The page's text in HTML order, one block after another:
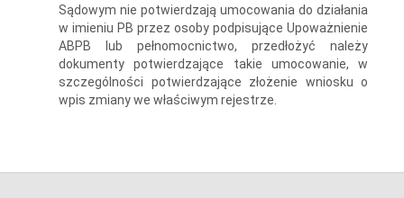
Sądowym nie potwierdzają umocowania do działania
w imieniu PB przez osoby podpisujące Upoważnienie
ABPB lub pełnomocnictwo, przedłożyć należy
dokumenty potwierdzające takie umocowanie, w
szczególności potwierdzające złożenie wniosku o
wpis zmiany we właściwym rejestrze.